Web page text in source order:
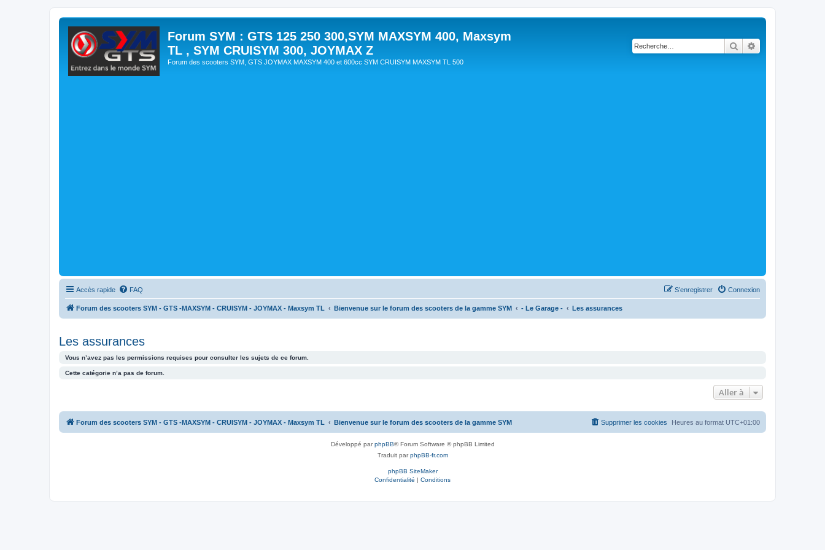
Forum SYM : GTS 125 250 300,SYM MAXSYM 400, Maxsym
TL , SYM CRUISYM 300, JOYMAX Z
Forum des scooters SYM, GTS JOYMAX MAXSYM 400 et 600cc SYM CRUISYM MAXSYM TL 500
Rechercher
Accès rapide FAQ Connexion
S’enregistrer
Forum des scooters SYM - GTS -MAXSYM - CRUISYM - JOYMAX - Maxsym TL Bienvenue sur le forum des scooters de la gamme SYM - Le Garage - Les assurances
Les assurances
Vous n’avez pas les permissions requises pour consulter les sujets de ce forum.
Cette catégorie n’a pas de forum.
Aller à
Forum des scooters SYM - GTS -MAXSYM - CRUISYM - JOYMAX - Maxsym TL Bienvenue sur le forum des scooters de la gamme SYM Heures au format UTC+01:00
Supprimer les cookies
Développé parphpBB® Forum Software © phpBB Limited
Traduit parphpBB-fr.com
phpBB SiteMaker
Confidentialité | Conditions